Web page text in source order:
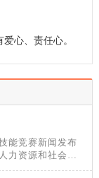
心、责任心。
能竞赛新闻发布
力资源和社会保